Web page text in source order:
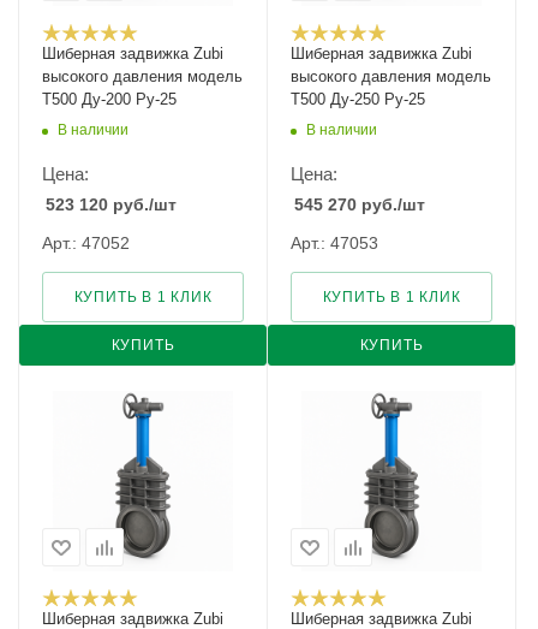
Шиберная задвижка Zubi
высокого давления модель
Т500 Ду-200 Ру-25
В наличии
Цена:
523 120 руб./шт
Арт.: 47052
КУПИТЬ
КУПИТЬ В 1 КЛИК
Шиберная задвижка Zubi
высокого давления модель
Т500 Ду-250 Ру-25
В наличии
Цена:
545 270 руб./шт
Арт.: 47053
КУПИТЬ
КУПИТЬ В 1 КЛИК
Шиберная задвижка Zubi
Шиберная задвижка Zubi